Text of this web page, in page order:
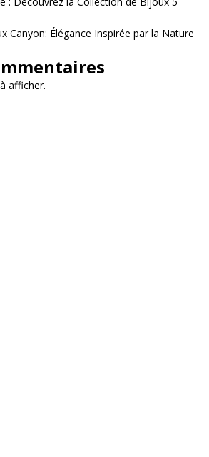
Canyon: Élégance Inspirée par la Nature
afficher.